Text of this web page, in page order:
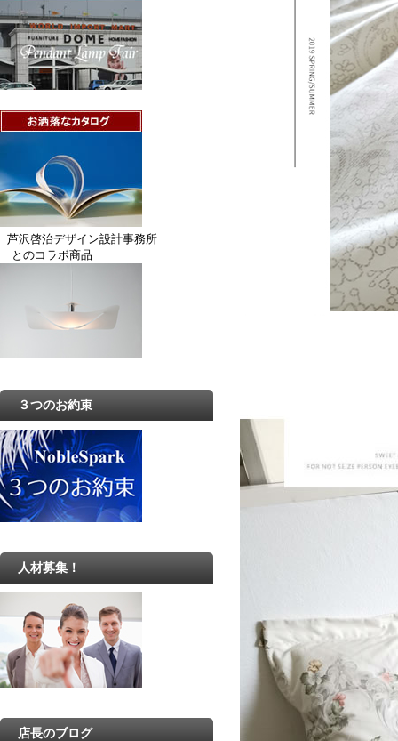
芦沢啓治デザイン設計事務所
とのコラボ商品
３つのお約束
人材募集！
店長のブログ